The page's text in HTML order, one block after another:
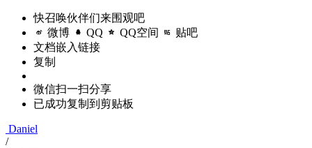
快召唤伙伴们来围观吧
微博 QQ QQ空间 贴吧
文档嵌入链接
复制
微信扫一扫分享
已成功复制到剪贴板
Daniel
/